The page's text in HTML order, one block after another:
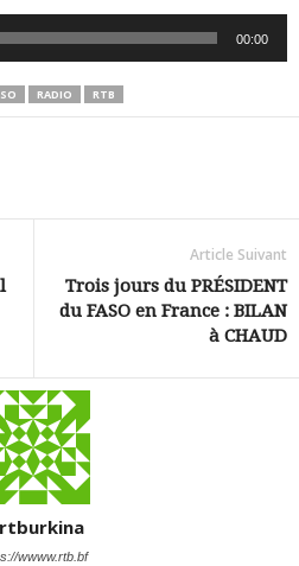
00:00
RADIO RTB
Article Suivant
Trois jours du PRÉSIDENT
du FASO en France : BILAN
à CHAUD
wwww.rtb.bf